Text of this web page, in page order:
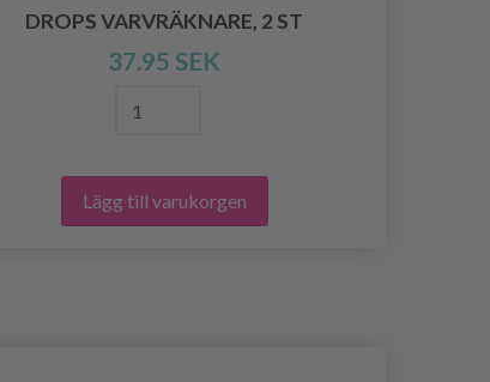
DROPS VARVRÄKNARE, 2 ST
37.95 SEK
Lägg till varukorgen